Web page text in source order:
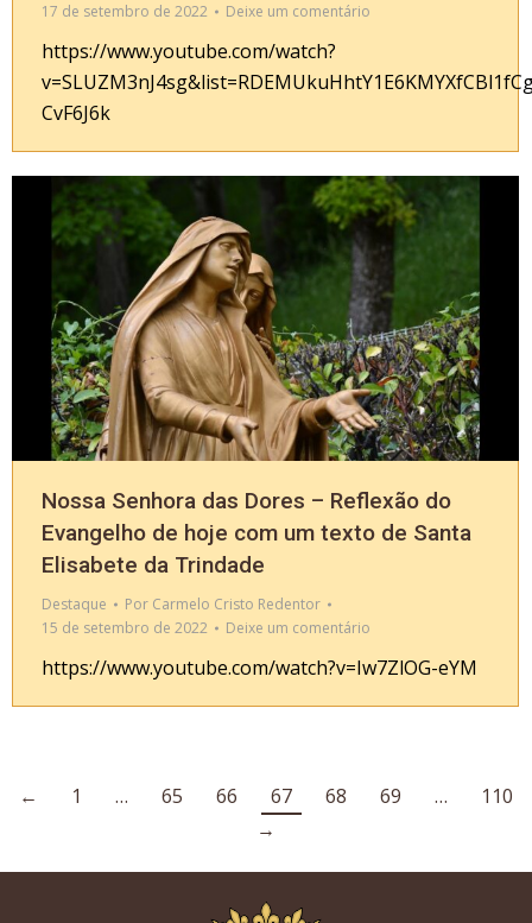
17 de setembro de 2022
Deixe um comentário
https://www.youtube.com/watch?
CvF6J6k
Nossa Senhora das Dores – Reflexão do
Evangelho de hoje com um texto de Santa
Elisabete da Trindade
Destaque Por Carmelo Cristo Redentor
15 de setembro de 2022
Deixe um comentário
https://www.youtube.com/watch?v=Iw7ZlOG-eYM
← 1 … 65 66 67 68 69 …
110
→